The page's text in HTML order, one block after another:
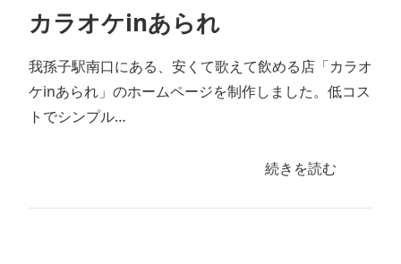
カラオケinあられ
我孫子駅南口にある、安くて歌えて飲める店「カラオ
ケinあられ」のホームページを制作しました。低コス
トでシンプル…
続きを読む